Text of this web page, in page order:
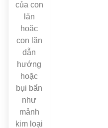
của con
lăn
hoặc
con lăn
dẫn
hướng
hoặc
bụi bẩn
như
mảnh
kim loại